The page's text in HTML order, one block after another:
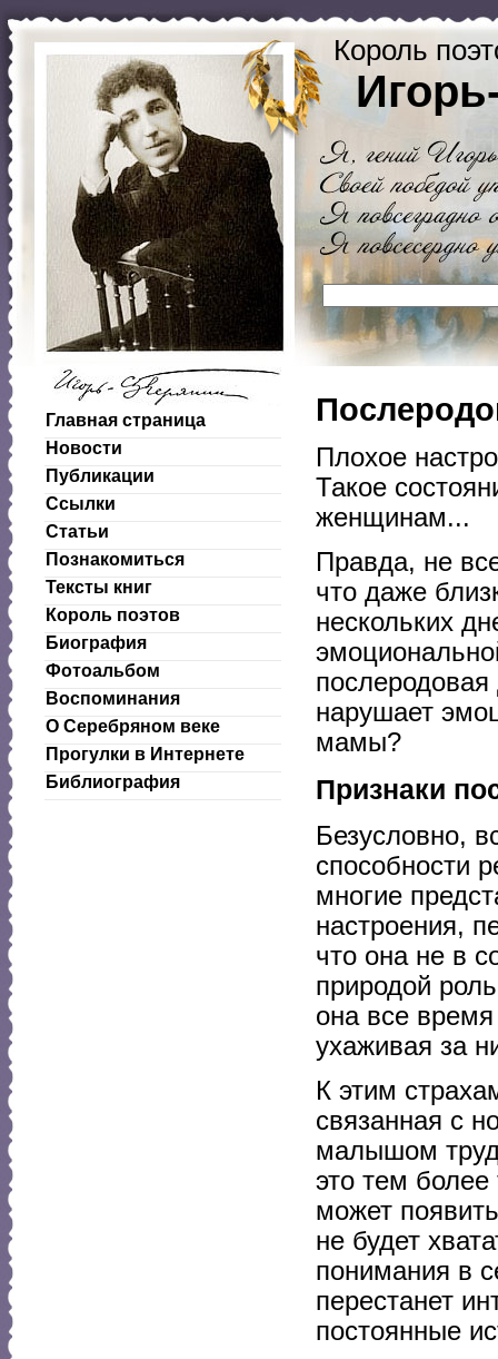
Король
Главная страница
Новости
Публикации
Ссылки
Статьи
Познакомиться
Тексты книг
Король поэтов
Биография
Фотоальбом
Воспоминания
О Серебряном веке
Прогулки в Интернете
Библиография
Плохое
Такое
женщинам...
Правда, не
что даже
нескольких
нарушает
мамы?
Признаки
Безусловно,
способности
многие
настроения,
что она не в
природой
она все
ухаживая за
К этим
связанная с
малышом
это тем более
может
не будет
понимания в
перестанет
постоянные